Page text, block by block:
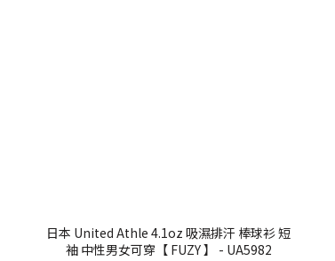
日本 United Athle 4.1oz 吸濕排汗 棒球衫 短
袖 中性男女可穿【 FUZY 】 - UA5982